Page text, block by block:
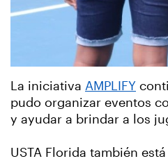
La iniciativa AMPLIFY
pudo organizar eventos
y ayudar a brindar a los
USTA Florida también